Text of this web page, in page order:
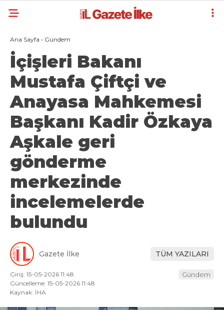
Ana Sayfa › Gündem
İçişleri Bakanı
Mustafa Çiftçi ve
Anayasa Mahkemesi
Başkanı Kadir Özkaya
Aşkale geri
gönderme
merkezinde
incelemelerde
bulundu
Gazete İlke TÜM YAZILARI
Giriş: 15-05-2026 11:48
Güncelleme: 15-05-2026 11:48
Kaynak: İHA
Gündem